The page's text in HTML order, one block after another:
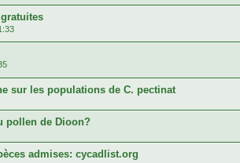
sur les populations de C. pectinat
pollen de Dioon?
admises: cycadlist.org